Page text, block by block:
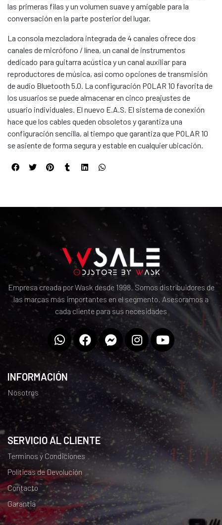
las primeras filas y un volumen suave y amigable para la
conversación en la parte posterior del lugar.
La consola mezcladora integrada de 4 canales ofrece dos
canales de micrófono / línea, un canal de instrumentos
dedicado para guitarra acústica y un canal auxiliar para
reproductores de música, así como opciones de transmisión
de audio Bluetooth 5.0. La configuración POLAR 10 favorita de
los usuarios se puede almacenar en cinco preajustes de
usuario individuales. El nuevo E.A.S. El sistema de conexión
hace que los cables queden obsoletos y garantiza una
configuración sencilla, al tiempo que garantiza que POLAR 10
se asiente de forma segura y estable en cualquier ubicación.
Empresa creada por Wask desde 1998. Somos distribuidores de
las marcas más importantes en el segmento. Asesoramos a
cada cliente para sus necesidades
INFORMACIÓN
Nosotros
SERVICIO AL CLIENTE
Terminos y Condiciones
Políticas de Devolución
Contacto
Garantia